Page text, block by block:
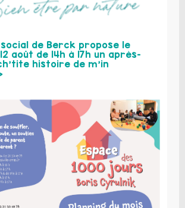
de Berck propose le
août de 14h à 17h un après-
histoire de m’in